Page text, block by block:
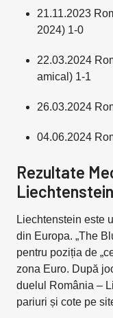
21.11.2023
2024) 1-0
22.03.2024
amical) 1-1
26.03.2024
04.06.2024
Rezultate
Liechtenstein
Liechtenstein este
din Europa. „The
pentru poziția de
zona Euro. După
duelul România –
pariuri și cote pe